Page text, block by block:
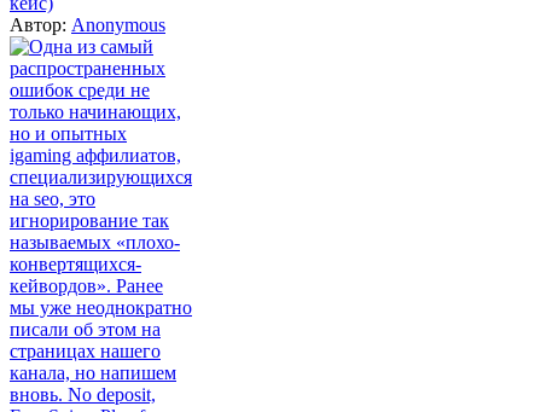
Автор: Anonymous